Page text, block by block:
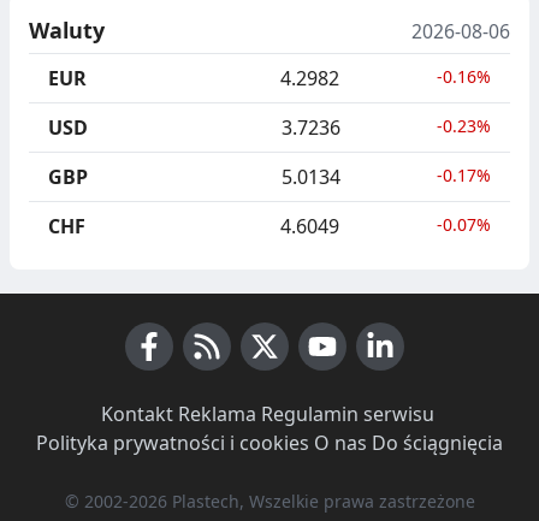
Waluty
2026-08-06
EUR
4.2982 -0.16%
USD 3.7236 -0.23%
GBP 5.0134 -0.17%
CHF 4.6049 -0.07%
Kontakt· Reklama Regulamin serwisu
Polityka prywatności i cookies O nas Do ściągnięcia
© 2002-2026 Plastech, Wszelkie prawa zastrzeżone